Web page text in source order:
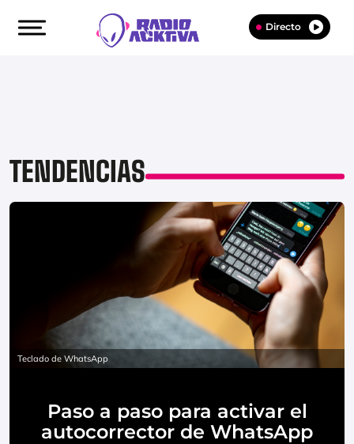
Directo
TENDENCIAS
Teclado de WhatsApp
Paso a paso para activar el
autocorrector de WhatsApp